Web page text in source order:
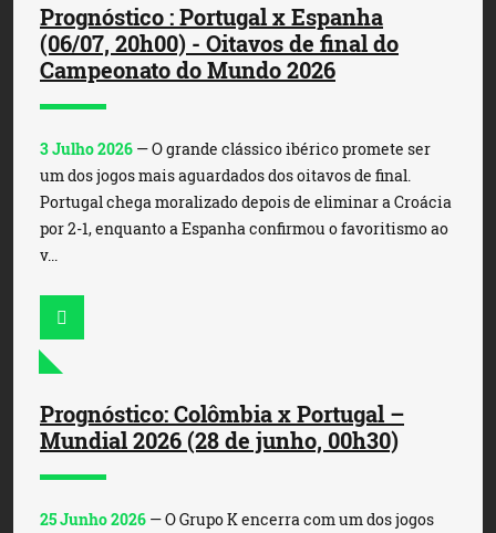
Prognóstico : Portugal x Espanha
(06/07, 20h00) - Oitavos de final do
Campeonato do Mundo 2026
3 Julho 2026 — O grande clássico ibérico promete ser
um dos jogos mais aguardados dos oitavos de final.
Portugal chega moralizado depois de eliminar a Croácia
por 2-1, enquanto a Espanha confirmou o favoritismo ao
v...
Prognóstico: Colômbia x Portugal –
Mundial 2026 (28 de junho, 00h30)
25 Junho 2026 — O Grupo K encerra com um dos jogos